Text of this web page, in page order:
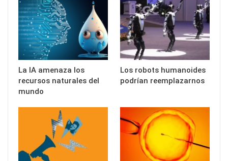
La IA amenaza los
recursos naturales del
mundo
Los robots humanoides
podrían reemplazarnos